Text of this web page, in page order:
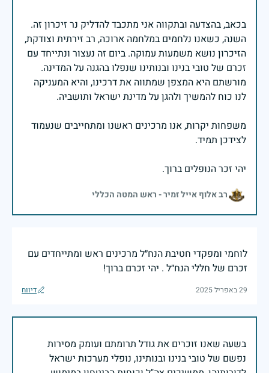
בכאב, בהצדעה ובתקווה אני מתכבד להדליק נר זיכרון זה.
השנה, כשאנו נלחמים במלחמה ארוכה, רב זירתית וצודקת,
הזיכרון נושא משמעות עמוקה. ביום זה נעצור ונתייחד עם
זכרם של טובי בנינו ובנותינו שנפלו בהגנה על המדינה.
מורשתם היא המצפן שמתווה את דרכינו, והיא המעניקה
משפחות יקרות, אנו מרכינים ראשנו ומתחייבים שנעמוד
יהי זכר הנופלים ברוך.
רב אלוף אייל זמיר - ראש המטה הכללי
לוחמי ומפקדי חטיבת הנח״ל מרכינים ראש ומתייחדים עם
זכרם של חללי הנח״ל . יהי זכרם ברוך!
29 באפריל 2025 דיווח
בשעה שאנו זוכרים את גודל תרומתם ועומק מסירות
נפשם של טובי בנינו ובנותינו, נופלי מערכות ישראל